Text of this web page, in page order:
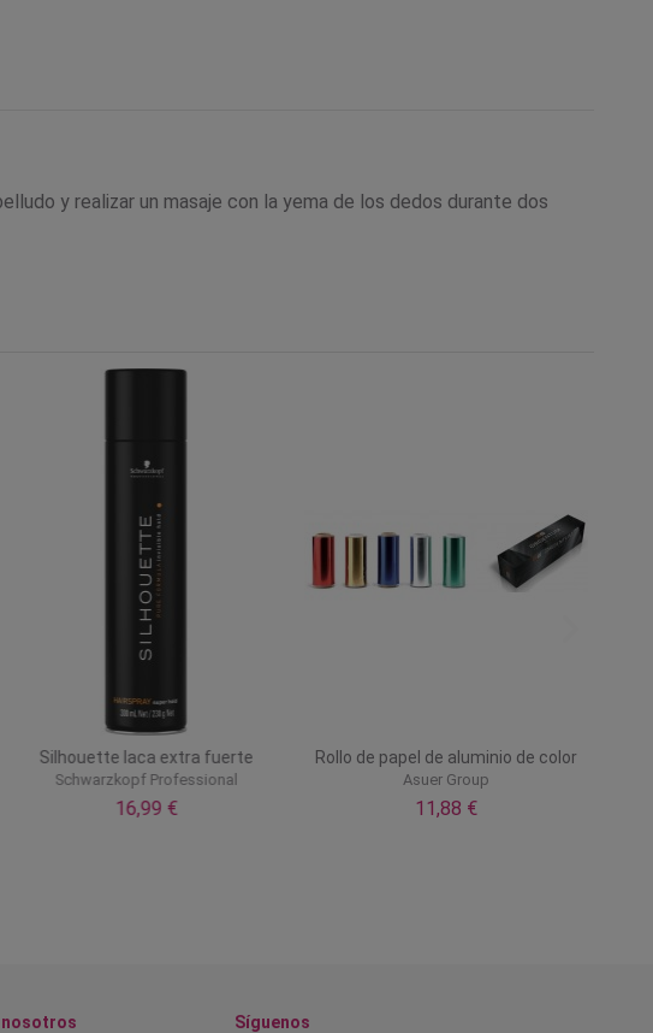
y realizar un masaje con la yema de los dedos durante dos
Silhouette laca extra fuerte
Schwarzkopf Professional
16,99 €
Rollo de papel de aluminio de color
Asuer Group
11,88 €
nosotros Síguenos